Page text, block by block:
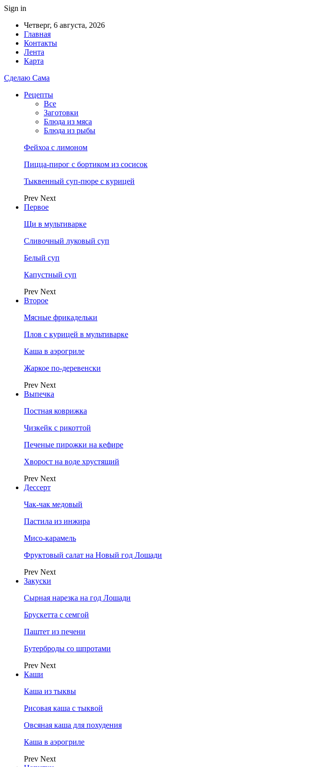
Sign in
Четверг, 6 августа, 2026
Главная
Контакты
Лента
Карта
Сделаю Сама
Рецепты
Все
Заготовки
Блюда из мяса
Блюда из рыбы
Фейхоа с лимоном
Пицца-пирог с бортиком из сосисок
Тыквенный суп-пюре с курицей
Prev Next
Первое
Щи в мультиварке
Сливочный луковый суп
Белый суп
Капустный суп
Prev Next
Второе
Мясные фрикадельки
Плов с курицей в мультиварке
Каша в аэрогриле
Жаркое по-деревенски
Prev Next
Выпечка
Постная коврижка
Чизкейк с рикоттой
Печеные пирожки на кефире
Хворост на воде хрустящий
Prev Next
Дессерт
Чак-чак медовый
Пастила из инжира
Мисо-карамель
Фруктовый салат на Новый год Лошади
Prev Next
Закуски
Сырная нарезка на год Лошади
Брускетта с семгой
Паштет из печени
Бутерброды со шпротами
Prev Next
Каши
Каша из тыквы
Рисовая каша с тыквой
Овсяная каша для похудения
Каша в аэрогриле
Prev Next